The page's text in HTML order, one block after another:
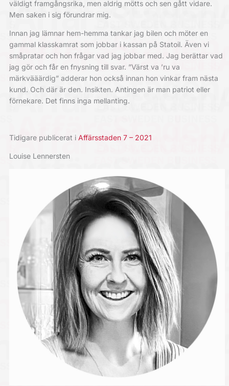
väldigt framgångsrika, men aldrig mötts och sen gått vidare.
Men saken i sig förundrar mig.
Innan jag lämnar hem-hemma tankar jag bilen och möter en
gammal klasskamrat som jobbar i kassan på Statoil. Även vi
småpratar och hon frågar vad jag jobbar med. Jag berättar vad
jag gör och får en fnysning till svar. ”Värst va ’ru va
märkvääärdig” adderar hon också innan hon vinkar fram nästa
kund. Och där är den. Insikten. Antingen är man patriot eller
förnekare. Det finns inga mellanting.
Tidigare publicerat i Affärsstaden 7 – 2021
Louise Lennersten